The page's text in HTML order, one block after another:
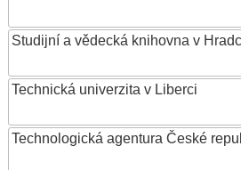
Studijní a vědecká knihovna v
Technická univerzita v Liberci
Technologická agentura České